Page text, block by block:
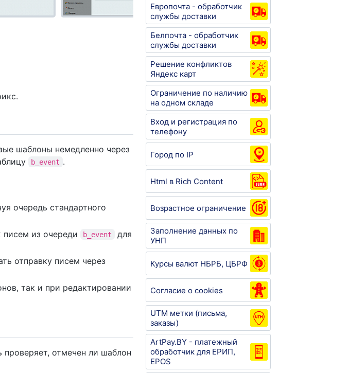
шаблоны немедленно через
b_event .
очередь стандартного
писем из очереди b_event
для
отправку писем через
так и при редактировании
проверяет, отмечен ли шаблон
Европочта - обработчик
службы доставки
Белпочта - обработчик
службы доставки
Решение конфликтов
Яндекс карт
Ограничение по наличию
на одном складе
Вход и регистрация по
телефону
Город по IP
Html в Rich Content
Возрастное ограничение
Заполнение данных по
УНП
Курсы валют НБРБ, ЦБРФ
Согласие о cookies
UTM метки (письма,
заказы)
ArtPay.BY - платежный
обработчик для ЕРИП,
EPOS